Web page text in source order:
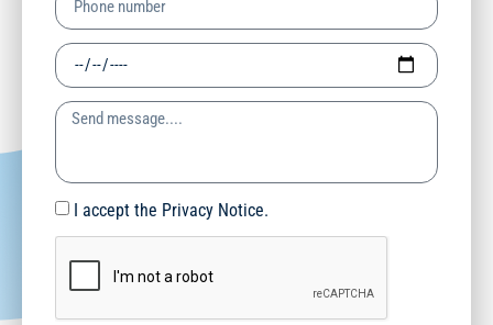
I accept the Privacy Notice.